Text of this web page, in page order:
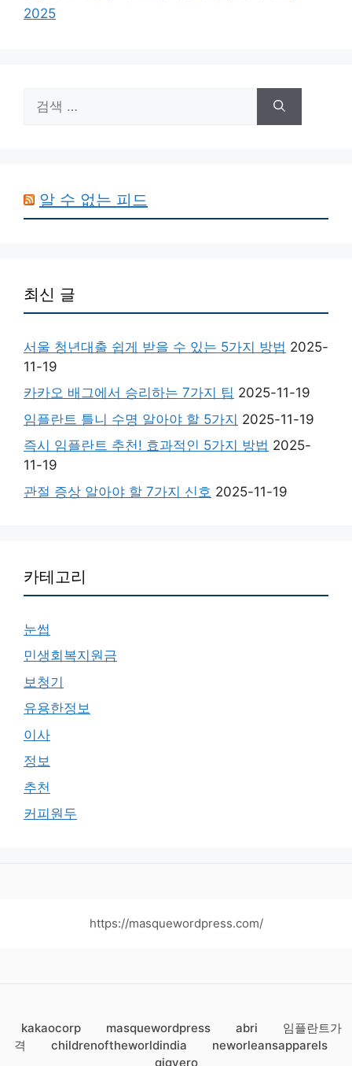
2025
색:
알 수 없는 피드
최신 글
서울 청년대출 쉽게 받을 수 있는 5가지 방법 2025-
11-19
카카오 배그에서 승리하는 7가지 팁 2025-11-19
임플란트 틀니 수명 알아야 할 5가지 2025-11-19
즉시 임플란트 추천! 효과적인 5가지 방법 2025-
11-19
관절 증상 알아야 할 7가지 신호 2025-11-19
카테고리
눈썹
민생회복지원금
보청기
유용한정보
이사
정보
추천
커피원두
https://masquewordpress.com/
kakaocorp masquewordpress abri
임플란트가
격
childrenoftheworldindia
neworleansapparels
gigyero